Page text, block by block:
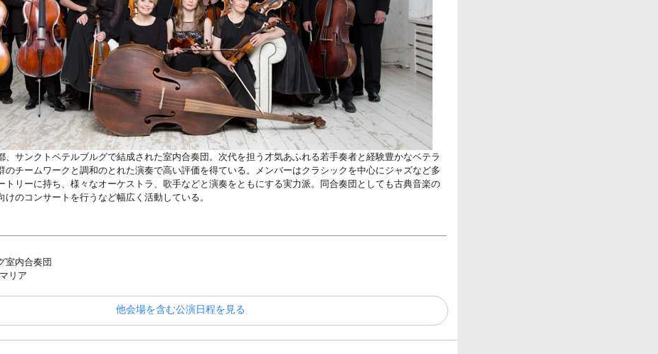
、サンクトペテルブルグで結成された室内合奏団。次代を担う才気あふれる若手奏者と経験豊かなベテラ
のチームワークと調和のとれた演奏で高い評価を得ている。メンバーはクラシックを中心にジャズなど多
トリーに持ち、様々なオーケストラ、歌手などと演奏をともにする実力派。同合奏団としても古典音楽の
けのコンサートを行うなど幅広く活動している。
室内合奏団
リア
他会場を含む公演日程を見る